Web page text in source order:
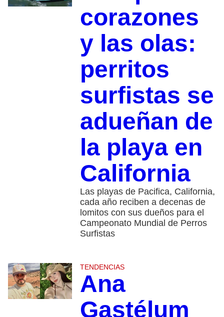
corazones
y las olas:
perritos
surfistas se
adueñan de
la playa en
California
Las playas de Pacifica, California,
cada año reciben a decenas de
lomitos con sus dueños para el
Campeonato Mundial de Perros
Surfistas
TENDENCIAS
Ana
Gastélum